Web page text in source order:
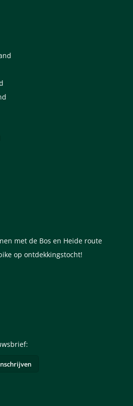
met de Bos en Heide route
op ontdekkingstocht!